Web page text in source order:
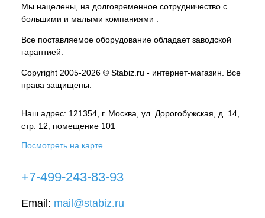
Мы нацелены, на долговременное сотрудничество с
большими и малыми компаниями .
Все поставляемое оборудование обладает заводской
гарантией.
Copyright 2005-2026 © Stabiz.ru - интернет-магазин. Все
права защищены.
Наш адрес: 121354, г. Москва , ул. Дорогобужская, д. 14,
стр. 12, помещение 101
Посмотреть на карте
+7-499-243-83-93
Email: mail@stabiz.ru